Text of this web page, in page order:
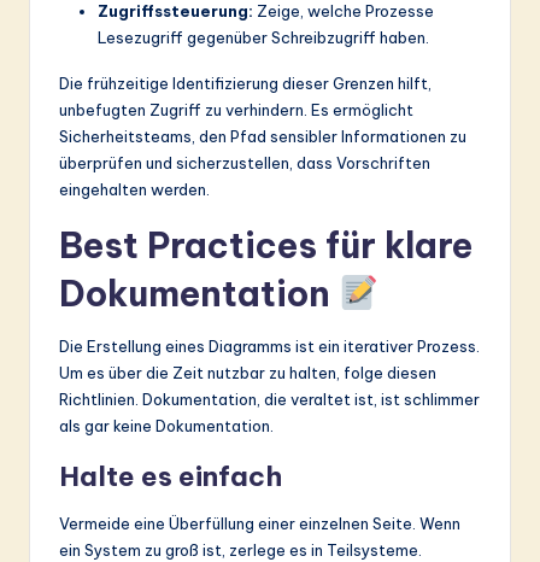
Zugriffssteuerung: Zeige, welche Prozesse
Lesezugriff gegenüber Schreibzugriff haben.
Die frühzeitige Identifizierung dieser Grenzen hilft,
unbefugten Zugriff zu verhindern. Es ermöglicht
Sicherheitsteams, den Pfad sensibler Informationen zu
überprüfen und sicherzustellen, dass Vorschriften
eingehalten werden.
Best Practices für klare
Dokumentation
Die Erstellung eines Diagramms ist ein iterativer Prozess.
Um es über die Zeit nutzbar zu halten, folge diesen
Richtlinien. Dokumentation, die veraltet ist, ist schlimmer
als gar keine Dokumentation.
Halte es einfach
Vermeide eine Überfüllung einer einzelnen Seite. Wenn
ein System zu groß ist, zerlege es in Teilsysteme.